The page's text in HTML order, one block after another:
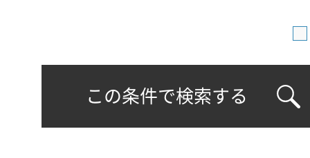
この条件で検索する